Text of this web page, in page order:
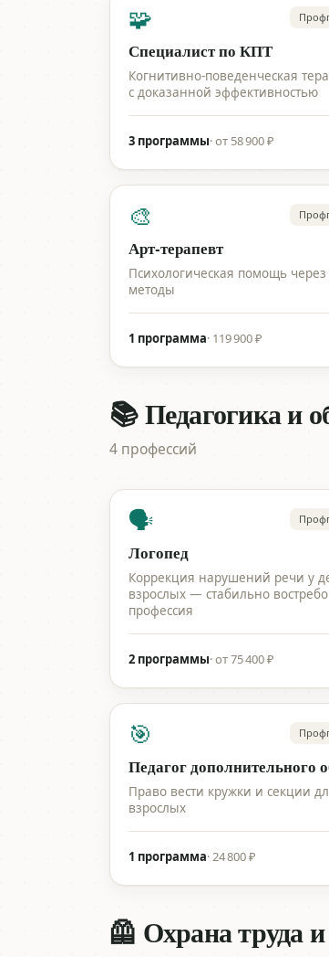
🧩
Специалист по КПТ
Когнитивно-поведенческая
с доказанной эффективностью
3 программы·от 58 900 ₽
🎨
Арт-терапевт
Психологическая помощь через
методы
1 программа· 119 900 ₽
📚 Педагогика и
4 профессий
🗣️
Логопед
Коррекция нарушений речи у
взрослых — стабильно
профессия
2 программы·от 75 400 ₽
🎯
Педагог дополнительного
Право вести кружки и секции
взрослых
1 программа· 24 800 ₽
🦺 Охрана труда и